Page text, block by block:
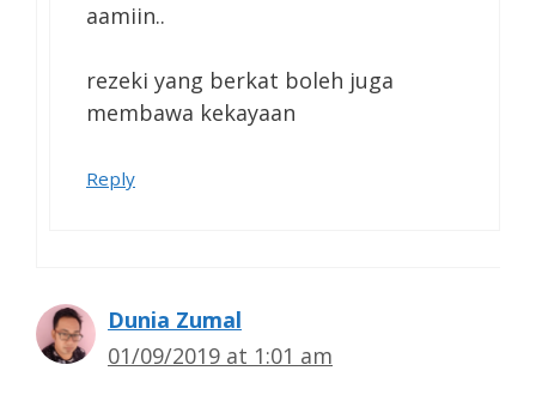
aamiin..
rezeki yang berkat boleh juga
membawa kekayaan
Reply
Dunia Zumal
01/09/2019 at 1:01 am